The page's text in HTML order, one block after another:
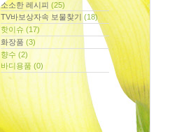
소소한 레시피 (25)
TV바보상자속 보물찾기 (18)
핫이슈 (17)
화장품 (3)
향수 (2)
바디용품 (0)